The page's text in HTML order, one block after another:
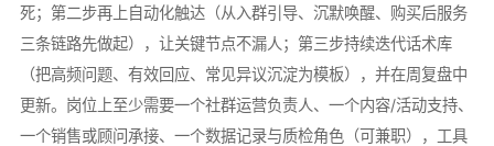
死；第二步再上自动化触达（从入群引导、沉默唤醒、购买后服务
三条链路先做起），让关键节点不漏人；第三步持续迭代话术库
（把高频问题、有效回应、常见异议沉淀为模板），并在周复盘中
更新。岗位上至少需要一个社群运营负责人、一个内容/活动支持、
一个销售或顾问承接、一个数据记录与质检角色（可兼职），工具